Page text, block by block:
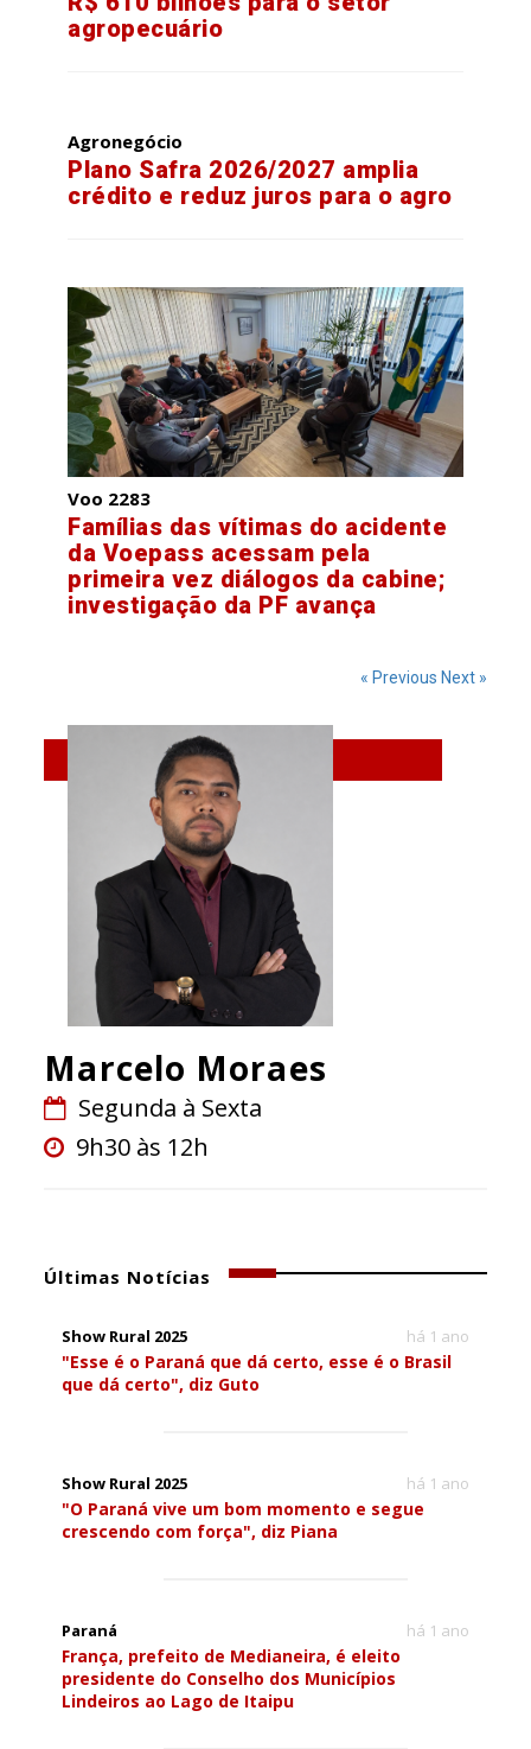
agropecuário
Agronegócio
Plano Safra 2026/2027 amplia
crédito e reduz juros para o agro
Voo 2283
Famílias das vítimas do acidente
da Voepass acessam pela
primeira vez diálogos da cabine;
investigação da PF avança
« Previous Next »
Marcelo Moraes
Segunda à Sexta
9h30 às 12h
Últimas Notícias
Show Rural 2025 há 1 ano
"Esse é o Paraná que dá certo, esse é o Brasil
que dá certo", diz Guto
Show Rural 2025 há 1 ano
"O Paraná vive um bom momento e segue
crescendo com força", diz Piana
Paraná há 1 ano
França, prefeito de Medianeira, é eleito
presidente do Conselho dos Municípios
Lindeiros ao Lago de Itaipu